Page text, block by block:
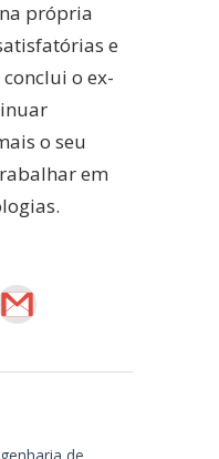
própria
e
o ex-
o seu
em